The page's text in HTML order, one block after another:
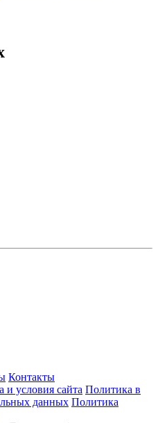
Контакты
и условия сайта Политика в
данных Политика